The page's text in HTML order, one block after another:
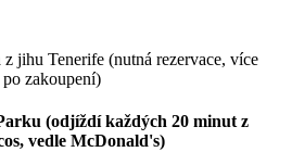
jihu Tenerife (nutná rezervace, více
zakoupení)
(odjíždí každých 20 minut z
vedle McDonald's)